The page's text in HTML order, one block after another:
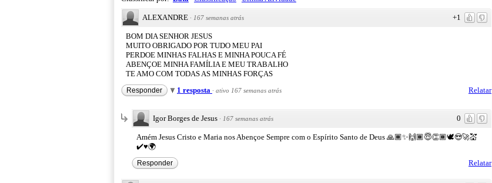
+1
ALEXANDRE · 167 semanas atrás
BOM DIA SENHOR JESUS
MUITO OBRIGADO POR TUDO MEU PAI
PERDOE MINHAS FALHAS E MINHA POUCA FÉ
ABENÇOE MINHA FAMÍLIA E MEU TRABALHO
TE AMO COM TODAS AS MINHAS FORÇAS
Relatar
Responder 1 resposta · ativo 167 semanas atrás
0
Igor Borges de Jesus · 167 semanas atrás
Amém Jesus Cristo e Maria nos Abençoe Sempre com o Espírito Santo de Deus 🙏🏾✨🙌🏾😇👏🏾🕊️😍🚀💒
✔️♥️🌍
Relatar
Responder